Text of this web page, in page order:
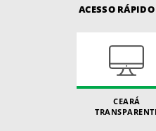
ACESSO RÁPIDO
CEARÁ